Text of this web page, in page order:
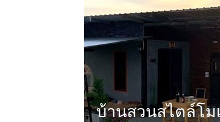
บ้านสวนสไตล์โ